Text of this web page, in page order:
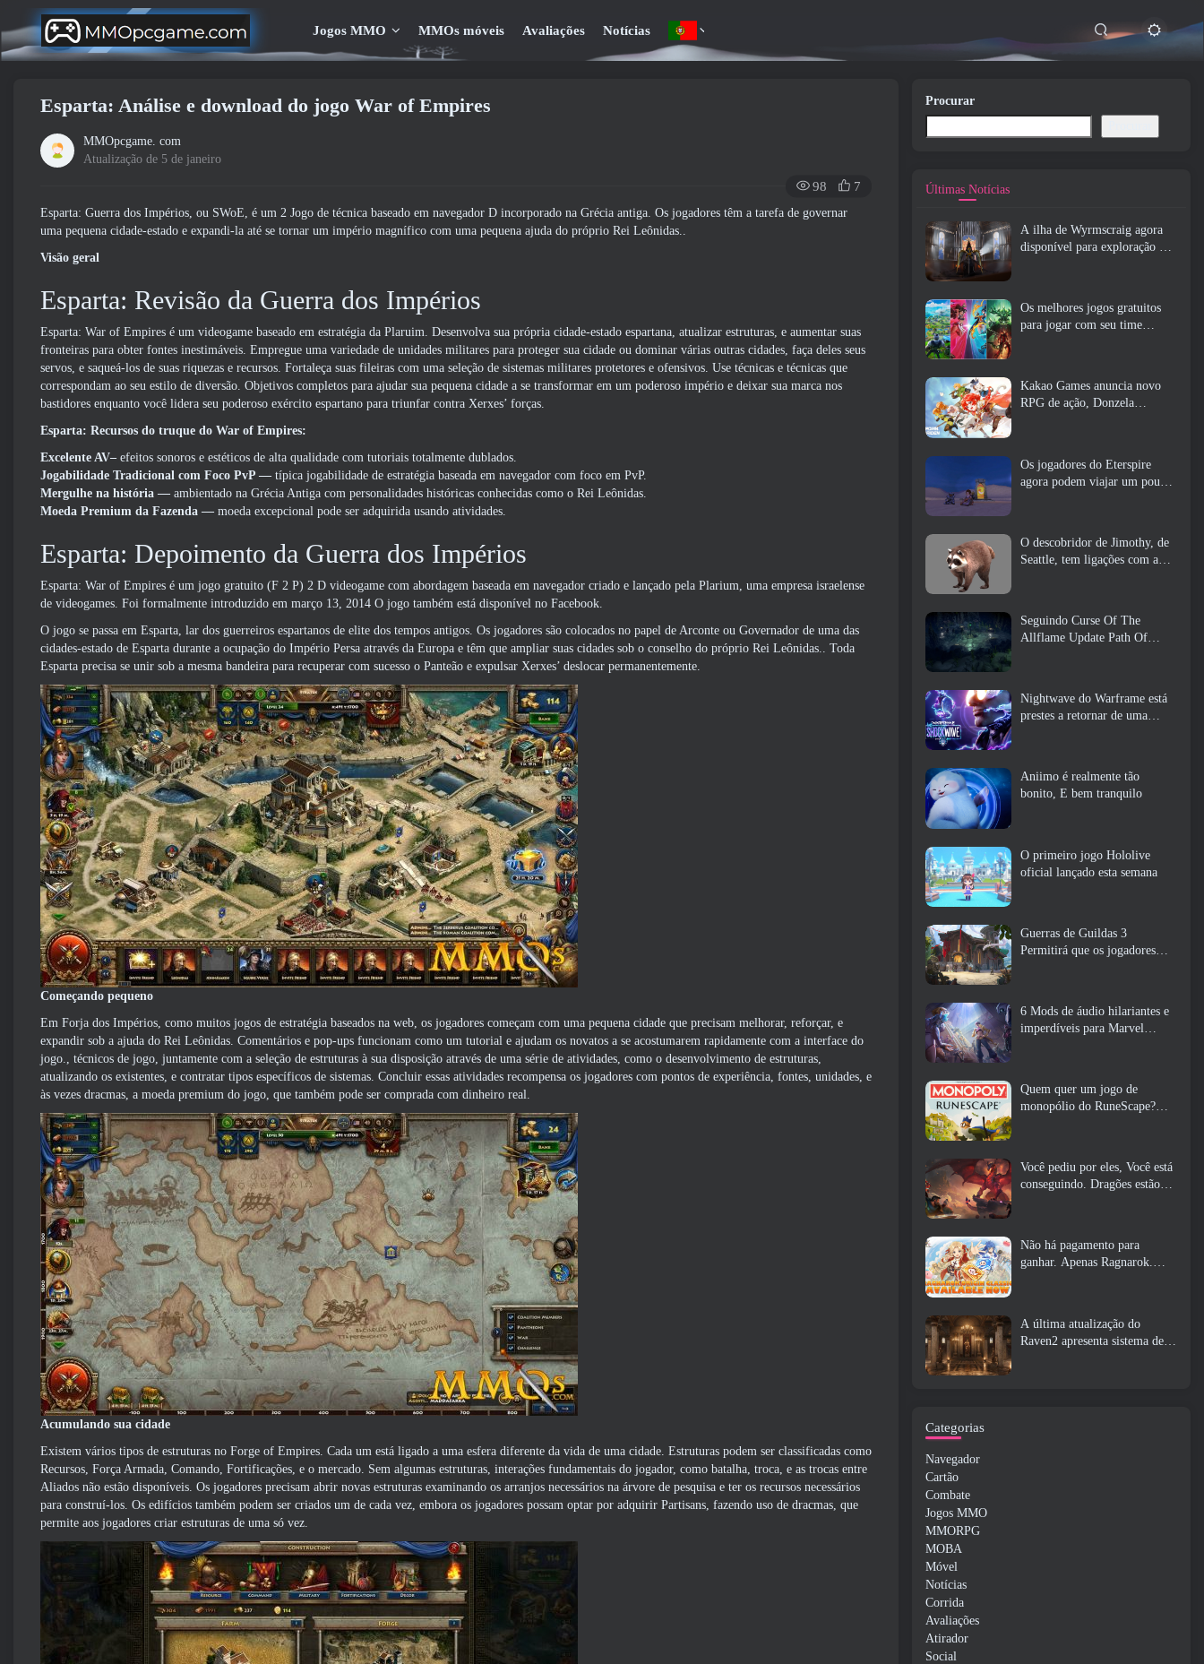
Jogos MMO MMOs móveis Avaliações Notícias
Esparta: Análise e download do jogo War of Empires
MMOpcgame. com
Atualização de 5 de janeiro
98 7
Esparta: Guerra dos Impérios, ou SWoE, é um 2 Jogo de técnica baseado em navegador D incorporado na Grécia antiga. Os jogadores têm a tarefa de governar
uma pequena cidade-estado e expandi-la até se tornar um império magnífico com uma pequena ajuda do próprio Rei Leônidas..
Visão geral
Esparta: Revisão da Guerra dos Impérios
Esparta: War of Empires é um videogame baseado em estratégia da Plaruim. Desenvolva sua própria cidade-estado espartana, atualizar estruturas, e aumentar suas
fronteiras para obter fontes inestimáveis. Empregue uma variedade de unidades militares para proteger sua cidade ou dominar várias outras cidades, faça deles seus
servos, e saqueá-los de suas riquezas e recursos. Fortaleça suas fileiras com uma seleção de sistemas militares protetores e ofensivos. Use técnicas e técnicas que
correspondam ao seu estilo de diversão. Objetivos completos para ajudar sua pequena cidade a se transformar em um poderoso império e deixar sua marca nos
bastidores enquanto você lidera seu poderoso exército espartano para triunfar contra Xerxes’ forças.
Esparta: Recursos do truque do War of Empires:
Excelente AV– efeitos sonoros e estéticos de alta qualidade com tutoriais totalmente dublados.
Jogabilidade Tradicional com Foco PvP — típica jogabilidade de estratégia baseada em navegador com foco em PvP.
Mergulhe na história — ambientado na Grécia Antiga com personalidades históricas conhecidas como o Rei Leônidas.
Moeda Premium da Fazenda — moeda excepcional pode ser adquirida usando atividades.
Esparta: Depoimento da Guerra dos Impérios
Esparta: War of Empires é um jogo gratuito (F 2 P) 2 D videogame com abordagem baseada em navegador criado e lançado pela Plarium, uma empresa israelense
de videogames. Foi formalmente introduzido em março 13, 2014 O jogo também está disponível no Facebook.
O jogo se passa em Esparta, lar dos guerreiros espartanos de elite dos tempos antigos. Os jogadores são colocados no papel de Arconte ou Governador de uma das
cidades-estado de Esparta durante a ocupação do Império Persa através da Europa e têm que ampliar suas cidades sob o conselho do próprio Rei Leônidas.. Toda
Esparta precisa se unir sob a mesma bandeira para recuperar com sucesso o Panteão e expulsar Xerxes’ deslocar permanentemente.
Começando pequeno
Em Forja dos Impérios, como muitos jogos de estratégia baseados na web, os jogadores começam com uma pequena cidade que precisam melhorar, reforçar, e
expandir sob a ajuda do Rei Leônidas. Comentários e pop-ups funcionam como um tutorial e ajudam os novatos a se acostumarem rapidamente com a interface do
jogo., técnicos de jogo, juntamente com a seleção de estruturas à sua disposição através de uma série de atividades, como o desenvolvimento de estruturas,
atualizando os existentes, e contratar tipos específicos de sistemas. Concluir essas atividades recompensa os jogadores com pontos de experiência, fontes, unidades, e
às vezes dracmas, a moeda premium do jogo, que também pode ser comprada com dinheiro real.
Acumulando sua cidade
Existem vários tipos de estruturas no Forge of Empires. Cada um está ligado a uma esfera diferente da vida de uma cidade. Estruturas podem ser classificadas como
Recursos, Força Armada, Comando, Fortificações, e o mercado. Sem algumas estruturas, interações fundamentais do jogador, como batalha, troca, e as trocas entre
Aliados não estão disponíveis. Os jogadores precisam abrir novas estruturas examinando os arranjos necessários na árvore de pesquisa e ter os recursos necessários
para construí-los. Os edifícios também podem ser criados um de cada vez, embora os jogadores possam optar por adquirir Partisans, fazendo uso de dracmas, que
permite aos jogadores criar estruturas de uma só vez.
Procurar
Últimas Notícias
A ilha de Wyrmscraig agora
disponível para exploração no
Os melhores jogos gratuitos
para jogar com seu time
Kakao Games anuncia novo
RPG de ação, Donzela
Os jogadores do Eterspire
agora podem viajar um pouco
O descobridor de Jimothy, de
Seattle, tem ligações com a
Seguindo Curse Of The
Allflame Update Path Of
Nightwave do Warframe está
prestes a retornar de uma
Aniimo é realmente tão
bonito, E bem tranquilo
O primeiro jogo Hololive
oficial lançado esta semana
Guerras de Guildas 3
Permitirá que os jogadores
6 Mods de áudio hilariantes e
imperdíveis para Marvel
Quem quer um jogo de
monopólio do RuneScape?
Você pediu por eles, Você está
conseguindo. Dragões estão
Não há pagamento para
ganhar. Apenas Ragnarok.
A última atualização do
Raven2 apresenta sistema de
Categorias
Navegador
Cartão
Combate
Jogos MMO
MMORPG
MOBA
Móvel
Notícias
Corrida
Avaliações
Atirador
Social